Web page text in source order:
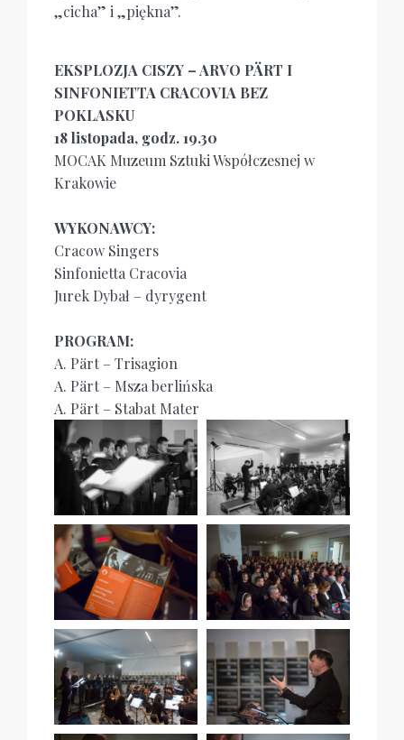
„cicha” i „piękna”.
EKSPLOZJA CISZY – ARVO PÄRT I
SINFONIETTA CRACOVIA BEZ
POKLASKU
18 listopada, godz. 19.30
MOCAK Muzeum Sztuki Współczesnej w
Krakowie
WYKONAWCY:
Cracow Singers
Sinfonietta Cracovia
Jurek Dybał – dyrygent
PROGRAM:
A. Pärt – Trisagion
A. Pärt – Msza berlińska
A. Pärt – Stabat Mater